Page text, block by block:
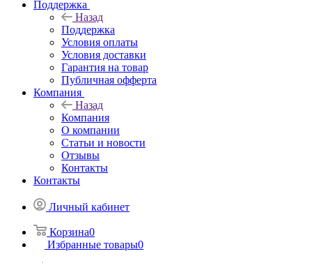
Поддержка
Назад
Поддержка
Условия оплаты
Условия доставки
Гарантия на товар
Публичная офферта
Компания
Назад
Компания
О компании
Статьи и новости
Отзывы
Контакты
Контакты
Личный кабинет
Корзина0
Избранные товары0